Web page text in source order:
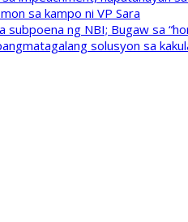
sa kampo ni VP Sara
ng NBI; Bugaw sa
solusyon sa